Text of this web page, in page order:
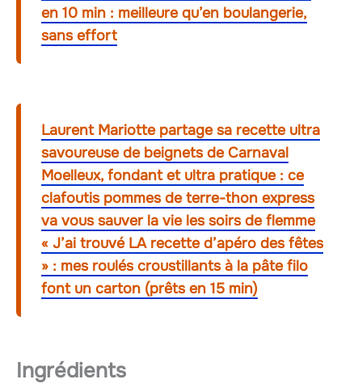
en 10 min : meilleure qu’en boulangerie,
sans effort
Laurent Mariotte partage sa recette ultra
savoureuse de beignets de Carnaval
Moelleux, fondant et ultra pratique : ce
clafoutis pommes de terre-thon express
va vous sauver la vie les soirs de flemme
« J’ai trouvé LA recette d’apéro des fêtes
» : mes roulés croustillants à la pâte filo
font un carton (prêts en 15 min)
Ingrédients